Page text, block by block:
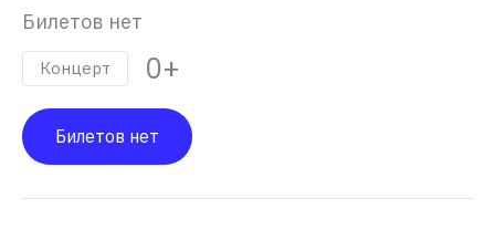
Билетов нет
Концерт 0+
Билетов нет